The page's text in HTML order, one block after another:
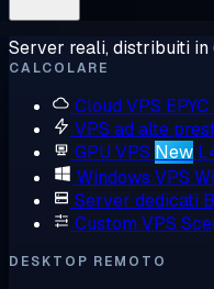
Server reali, distribuiti
CALCOLARE
Cloud VPS
VPS ad alte
GPU VPS New
Windows VPS
Server dedicati
Custom VPS
DESKTOP REMOTO